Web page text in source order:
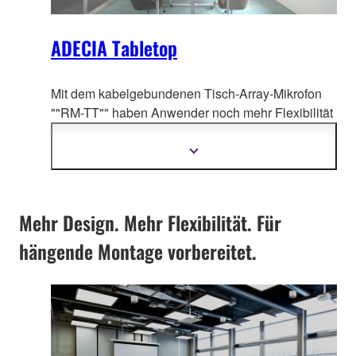
ADECIA Tabletop
Mit dem kabelgebundenen Tisch-Array-Mikrofon
""RM-TT"" haben Anwender noch mehr Flexibilität
Mehr
Mehr Design. Mehr Flexibilität. Für
hängende Montage vorbereitet.